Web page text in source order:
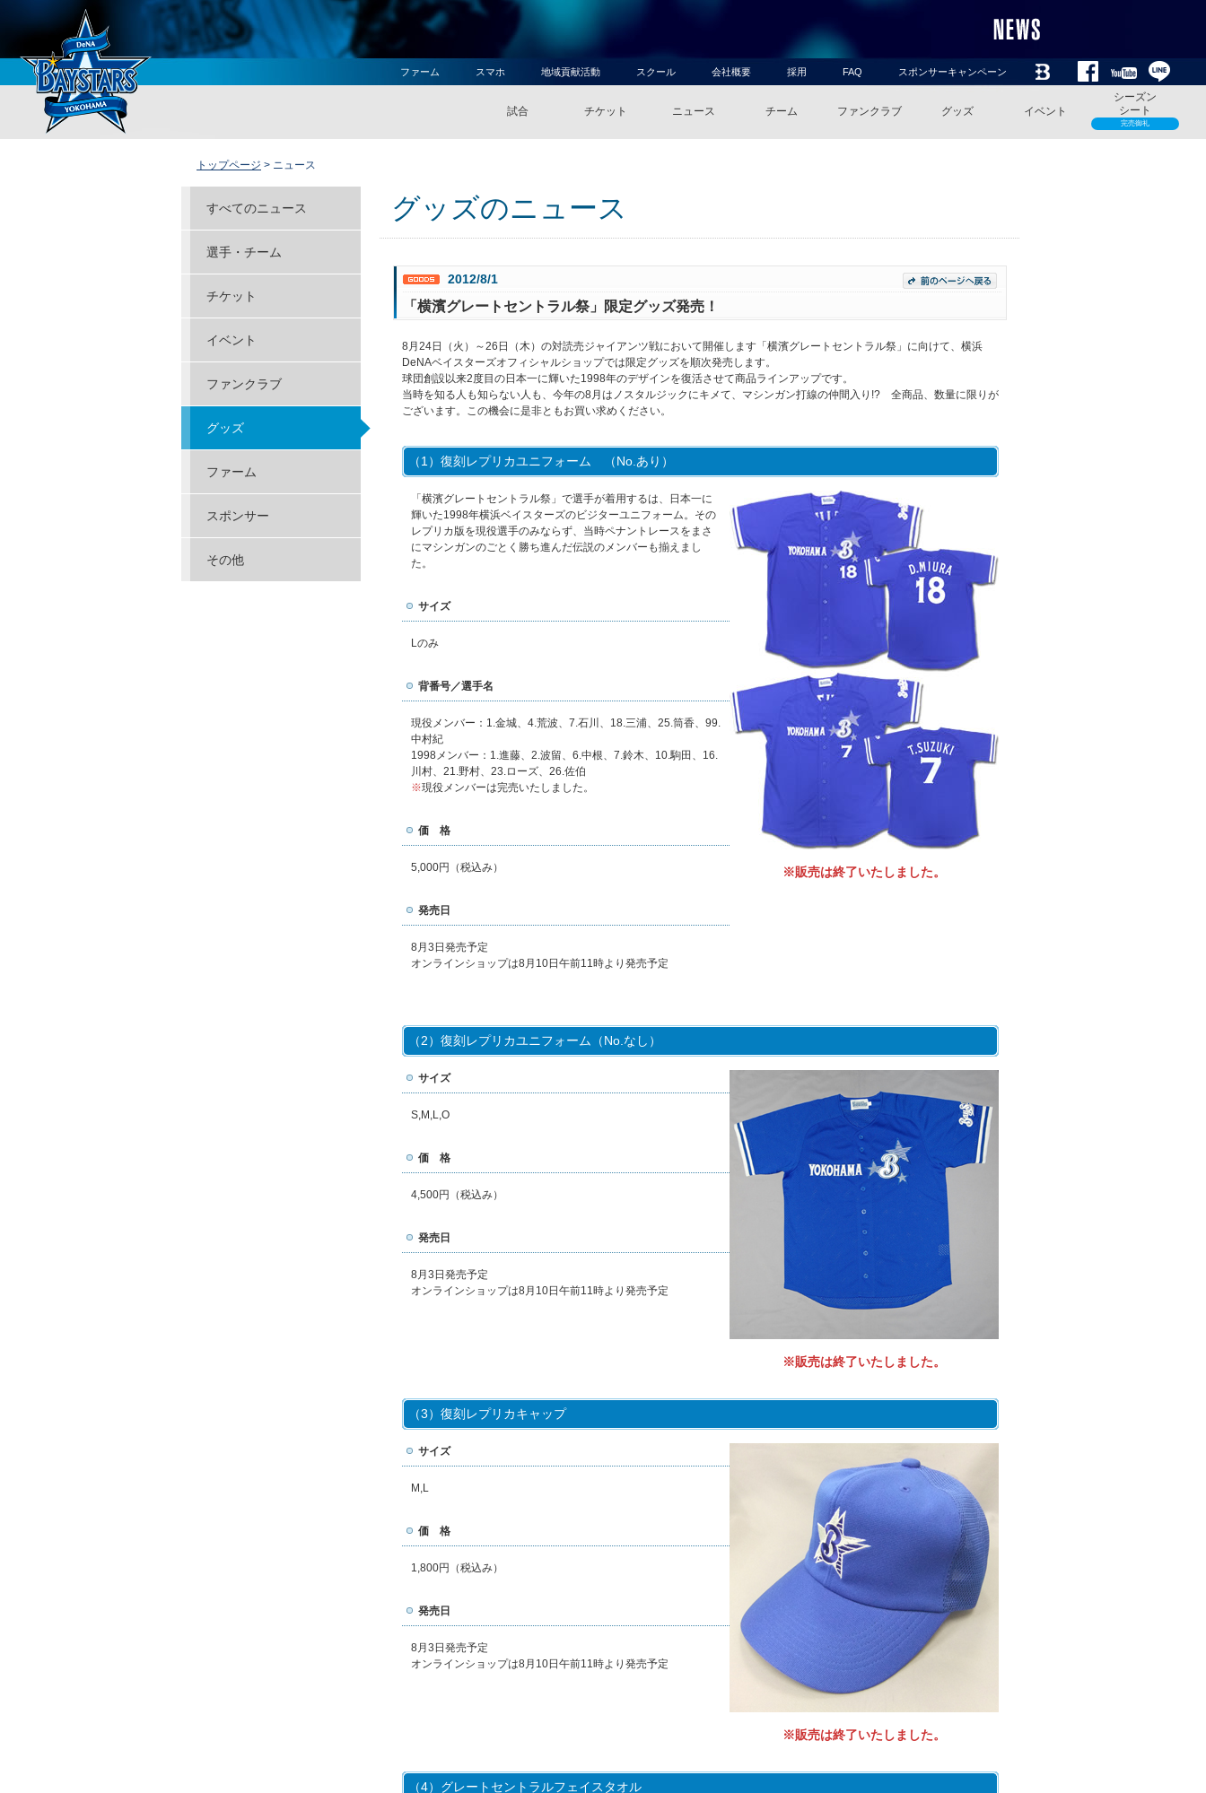
スポンサーキャンペーン
FAQ
採用
会社概要
スクール
地域貢献活動
スマホ
ファーム
シーズン
シート
完売御礼
イベント
グッズ
ファンクラブ
チーム
ニュース
チケット
試合
トップページ > ニュース
グッズのニュース
2012/8/1
「横濱グレートセントラル祭」限定グッズ発売！
8月24日（火）～26日（木）の対読売ジャイアンツ戦において開催します「横濱グレートセントラル祭」に向けて、横浜
DeNAベイスターズオフィシャルショップでは限定グッズを順次発売します。
球団創設以来2度目の日本一に輝いた1998年のデザインを復活させて商品ラインアップです。
当時を知る人も知らない人も、今年の8月はノスタルジックにキメて、マシンガン打線の仲間入り!? 全商品、数量に限りが
ございます。この機会に是非ともお買い求めください。
（1）復刻レプリカユニフォーム （No.あり）
「横濱グレートセントラル祭」で選手が着用するは、日本一に
輝いた1998年横浜ベイスターズのビジターユニフォーム。その
レプリカ版を現役選手のみならず、当時ペナントレースをまさ
にマシンガンのごとく勝ち進んだ伝説のメンバーも揃えまし
た。
サイズ
Lのみ
背番号／選手名
現役メンバー：1.金城、4.荒波、7.石川、18.三浦、25.筒香、99.
中村紀
1998メンバー：1.進藤、2.波留、6.中根、7.鈴木、10.駒田、16.
川村、21.野村、23.ローズ、26.佐伯
※現役メンバーは完売いたしました。
価 格
5,000円（税込み）
発売日
8月3日発売予定
オンラインショップは8月10日午前11時より発売予定
※販売は終了いたしました。
（2）復刻レプリカユニフォーム（No.なし）
サイズ
S,M,L,O
価 格
4,500円（税込み）
発売日
8月3日発売予定
オンラインショップは8月10日午前11時より発売予定
※販売は終了いたしました。
（3）復刻レプリカキャップ
サイズ
M,L
価 格
1,800円（税込み）
発売日
8月3日発売予定
オンラインショップは8月10日午前11時より発売予定
※販売は終了いたしました。
（4）グレートセントラルフェイスタオル
すべてのニュース
選手・チーム
チケット
イベント
ファンクラブ
グッズ
ファーム
スポンサー
その他